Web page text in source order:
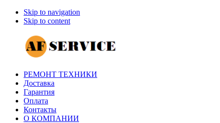
Skip to navigation
Skip to content
РЕМОНТ ТЕХНИКИ
Доставка
Гарантия
Оплата
Контакты
О КОМПАНИИ